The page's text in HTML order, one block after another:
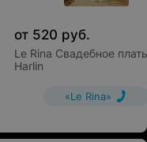
от 520 руб.
Le Rina Свадебное
Harlin
«Le Rina»